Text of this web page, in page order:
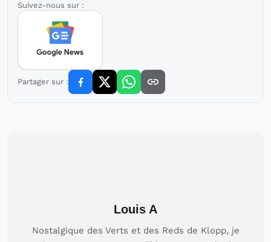
Suivez-nous sur :
Partager sur :
Louis A
Nostalgique des Verts et des Reds de Klopp, je